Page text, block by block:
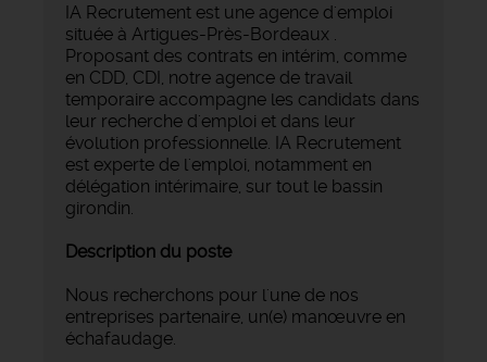
IA Recrutement est une agence d'emploi
située à Artigues-Près-Bordeaux .
Proposant des contrats en intérim, comme
en CDD, CDI, notre agence de travail
temporaire accompagne les candidats dans
leur recherche d'emploi et dans leur
évolution professionnelle. IA Recrutement
est experte de l'emploi, notamment en
délégation intérimaire, sur tout le bassin
girondin.
Description du poste
Nous recherchons pour l'une de nos
entreprises partenaire, un(e) manœuvre en
échafaudage.